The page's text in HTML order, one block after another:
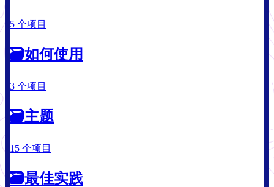
5 个项目
🗃如何使用
3 个项目
🗃主题
15 个项目
🗃最佳实践